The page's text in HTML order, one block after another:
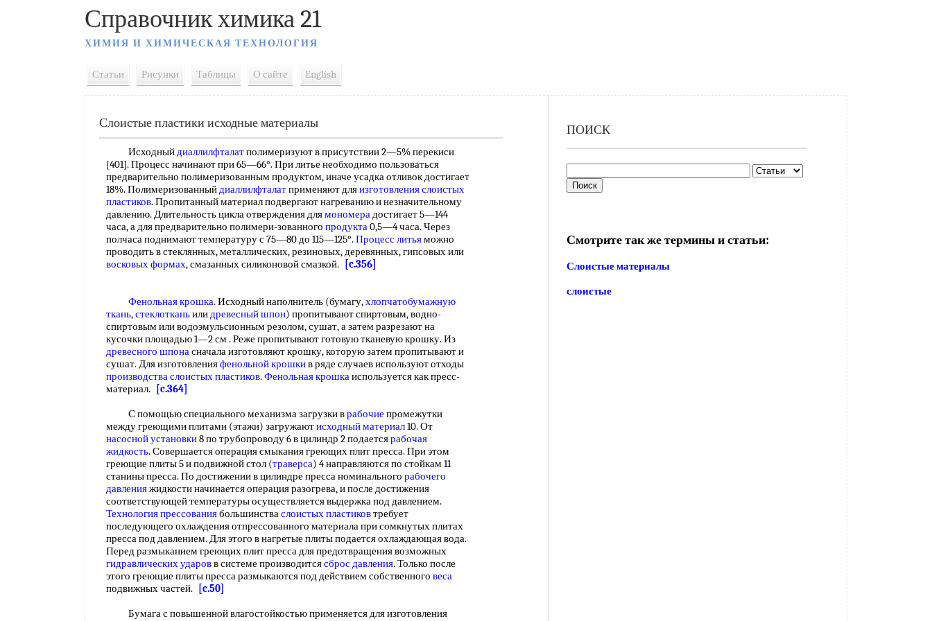
Справочник химика 21
ХИМИЯ И ХИМИЧЕСКАЯ ТЕХНОЛОГИЯ
Статьи Рисунки Таблицы О сайте English
Слоистые пластики исходные материалы
Исходныйдиаллилфталатполимеризуют в присутствии 2—5% перекиси
[401]. Процесс начинают при 65—66°. При литье необходимо пользоваться
предварительно полимеризованным продуктом, иначе усадка отливок достигает
18%. Полимеризованныйдиаллилфталатприменяют дляизготовления слоистых
пластиков. Пропитанный материал подвергают нагреванию и незначительному
давлению. Длительность цикла отверждения длямономерадостигает 5—144
часа, а для предварительно полимери-зованного продукта0,5—4 часа. Через
полчаса поднимают температуру с 75—80 до 115—125°.Процесс литьяможно
проводить в стеклянных, металлических, резиновых, деревянных, гипсовых или
восковых формах, смазанных силиконовой смазкой. [c.356]
Фенольная крошка. Исходный наполнитель (бумагу,хлопчатобумажную
ткань,стеклотканьилидревесный шпон) пропитывают спиртовым, водно-
спиртовым или водоэмульсионным резолом, сушат, а затем разрезают на
кусочки площадью 1—2 см . Реже пропитывают готовую тканевую крошку. Из
древесного шпонасначала изготовляют крошку, которую затем пропитывают и
сушат. Для изготовленияфенольной крошкив ряде случаев используют отходы
производства слоистых пластиков.Фенольная крошкаиспользуется как пресс-
материал.
[c.364]
С помощью специального механизма загрузки врабочие промежутки
между греющими плитами (этажи) загружаютисходный материал10. От
насосной установки8 по трубопроводу 6 в цилиндр 2 подаетсярабочая
жидкость. Совершается операция смыкания греющих плит пресса. При этом
греющие плиты 5 и подвижной стол (траверса) 4 направляются по стойкам 11
станины пресса. По достижении в цилиндре пресса номинального рабочего
давленияжидкости начинается операция разогрева, и после достижения
соответствующей температуры осуществляется выдержка под давлением.
Технология прессованиябольшинстваслоистых пластиковтребует
последующего охлаждения отпрессованного материала при сомкнутых плитах
пресса под давлением. Для этого в нагретые плиты подается охлаждающая вода.
Перед размыканием греющих плит пресса для предотвращения возможных
гидравлических ударовв системе производитсясброс давления. Только после
этого греющие плиты пресса размыкаются под действием собственного веса
подвижных частей.
[c.50]
Бумага с повышенной влагостойкостью применяется для изготовления
ПОИСК
Смотрите так же термины и статьи:
Слоистые материалы
слоистые